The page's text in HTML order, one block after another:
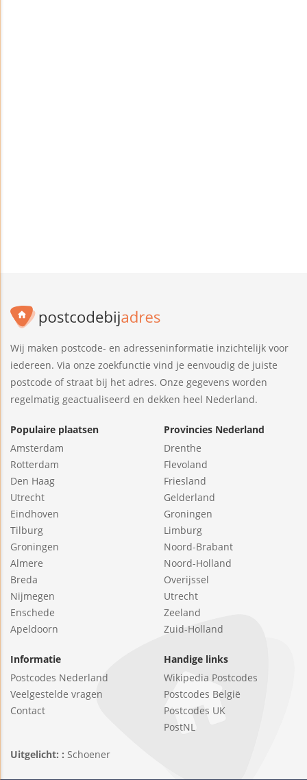
Wij maken postcode- en adresseninformatie inzichtelijk voor
iedereen. Via onze zoekfunctie vind je eenvoudig de juiste
postcode of straat bij het adres. Onze gegevens worden
regelmatig geactualiseerd en dekken heel Nederland.
Populaire plaatsen
Amsterdam
Rotterdam
Den Haag
Utrecht
Eindhoven
Tilburg
Groningen
Almere
Breda
Nijmegen
Enschede
Apeldoorn
Provincies Nederland
Drenthe
Flevoland
Friesland
Gelderland
Groningen
Limburg
Noord-Brabant
Noord-Holland
Overijssel
Utrecht
Zeeland
Zuid-Holland
Informatie
Postcodes Nederland
Veelgestelde vragen
Contact
Handige links
Wikipedia Postcodes
Postcodes België
Postcodes UK
PostNL
Uitgelicht: : Schoener